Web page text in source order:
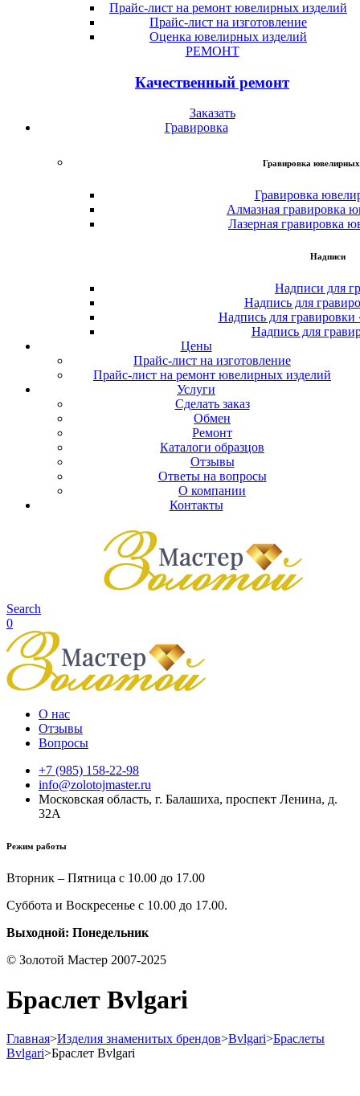
Прайс-лист на ремонт ювелирных изделий
Прайс-лист на изготовление
Оценка ювелирных изделий
РЕМОНТ
Качественный ремонт
Заказать
Гравировка
Гравировка ювелирных
Гравировка
Алмазная гравировка
Лазерная гравировка
Надписи
Надписи для
Надпись для
Надпись для
Надпись для
Цены
Прайс-лист на изготовление
Прайс-лист на ремонт ювелирных изделий
Услуги
Сделать заказ
Обмен
Ремонт
Каталоги образцов
Отзывы
Ответы на вопросы
О компании
Контакты
Search
0
О нас
Отзывы
Вопросы
+7 (985) 158-22-98
info@zolotojmaster.ru
Московская область, г. Балашиха, проспект Ленина, д.
32А
Режим работы
Вторник – Пятница с 10.00 до 17.00
Суббота и Воскресенье с 10.00 до 17.00.
Выходной: Понедельник
© Золотой Мастер 2007-2025
Браслет Bvlgari
Главная>Изделия знаменитых брендов>Bvlgari>Браслеты
Bvlgari>Браслет Bvlgari